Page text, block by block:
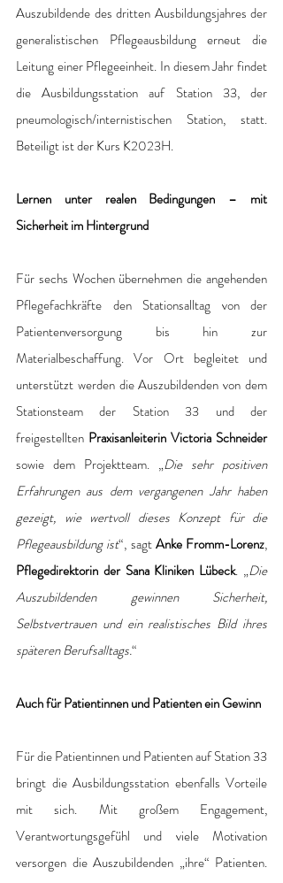
Auszubildende des dritten Ausbildungsjahres der
generalistischen Pflegeausbildung erneut die
Leitung einer Pflegeeinheit. In diesem Jahr findet
die Ausbildungsstation auf Station 33, der
pneumologisch/internistischen Station, statt.
Beteiligt ist der Kurs K2023H.
Lernen unter realen Bedingungen – mit
Sicherheit im Hintergrund
Für sechs Wochen übernehmen die angehenden
Pflegefachkräfte den Stationsalltag von der
Patientenversorgung bis hin zur
Materialbeschaffung. Vor Ort begleitet und
unterstützt werden die Auszubildenden von dem
Stationsteam der Station 33 und der
freigestellten
Praxisanleiterin Victoria Schneider
sowie dem Projektteam. „Die sehr positiven
Erfahrungen aus dem vergangenen Jahr haben
gezeigt, wie wertvoll dieses Konzept für die
Pflegeausbildung ist“, sagt Anke Fromm-Lorenz
Pflegedirektorin der Sana Kliniken Lübeck. „Die
Auszubildenden gewinnen Sicherheit,
Selbstvertrauen und ein realistisches Bild ihres
späteren Berufsalltags.“
Auch für Patientinnen und Patienten ein Gewinn
Für die Patientinnen und Patienten auf Station 33
bringt die Ausbildungsstation ebenfalls Vorteile
mit sich. Mit großem Engagement,
Verantwortungsgefühl und viele Motivation
versorgen die Auszubildenden „ihre“ Patienten.